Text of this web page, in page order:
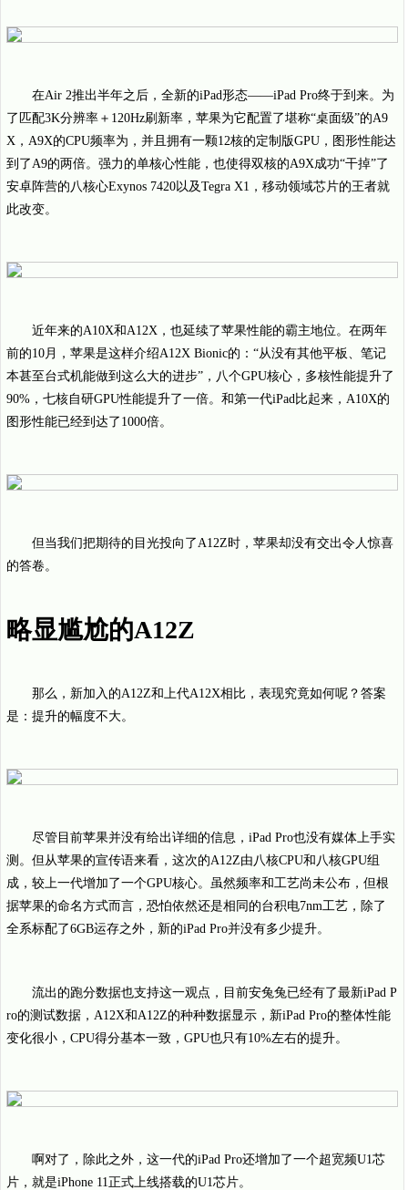
在Air 2推出半年之后，全新的iPad形态——iPad Pro终于到来。为
了匹配3K分辨率＋120Hz刷新率，苹果为它配置了堪称“桌面级”的A9
X，A9X的CPU频率为，并且拥有一颗12核的定制版GPU，图形性能达
到了A9的两倍。强力的单核心性能，也使得双核的A9X成功“干掉”了
安卓阵营的八核心Exynos 7420以及Tegra X1，移动领域芯片的王者就
此改变。
近年来的A10X和A12X，也延续了苹果性能的霸主地位。在两年
前的10月，苹果是这样介绍A12X Bionic的：“从没有其他平板、笔记
本甚至台式机能做到这么大的进步”，八个GPU核心，多核性能提升了
90%，七核自研GPU性能提升了一倍。和第一代iPad比起来，A10X的
图形性能已经到达了1000倍。
但当我们把期待的目光投向了A12Z时，苹果却没有交出令人惊喜
的答卷。
略显尴尬的A12Z
那么，新加入的A12Z和上代A12X相比，表现究竟如何呢？答案
是：提升的幅度不大。
尽管目前苹果并没有给出详细的信息，iPad Pro也没有媒体上手实
测。但从苹果的宣传语来看，这次的A12Z由八核CPU和八核GPU组
成，较上一代增加了一个GPU核心。虽然频率和工艺尚未公布，但根
据苹果的命名方式而言，恐怕依然还是相同的台积电7nm工艺，除了
全系标配了6GB运存之外，新的iPad Pro并没有多少提升。
流出的跑分数据也支持这一观点，目前安兔兔已经有了最新iPad P
ro的测试数据，A12X和A12Z的种种数据显示，新iPad Pro的整体性能
变化很小，CPU得分基本一致，GPU也只有10%左右的提升。
啊对了，除此之外，这一代的iPad Pro还增加了一个超宽频U1芯
片，就是iPhone 11正式上线搭载的U1芯片。